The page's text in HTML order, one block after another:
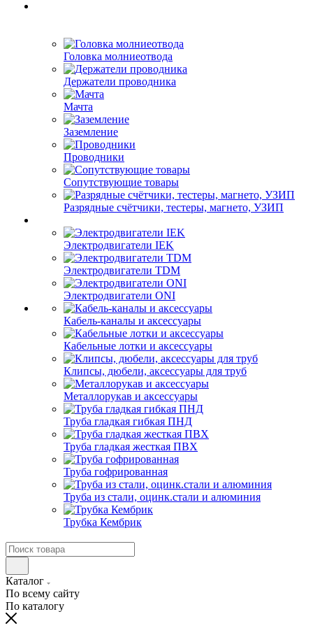
Головка молниеотвода
Держатели проводника
Мачта
Заземление
Проводники
Сопутствующие товары
Разрядные счётчики, тестеры, магнето, УЗИП
Электродвигатели IEK
Электродвигатели TDM
Электродвигатели ONI
Кабель-каналы и аксессуары
Кабельные лотки и аксессуары
Клипсы, дюбели, аксессуары для труб
Металлорукав и аксессуары
Труба гладкая гибкая ПНД
Труба гладкая жесткая ПВХ
Труба гофрированная
Труба из стали, оцинк.стали и алюминия
Трубка Кембрик
Каталог
По всему сайту
По каталогу